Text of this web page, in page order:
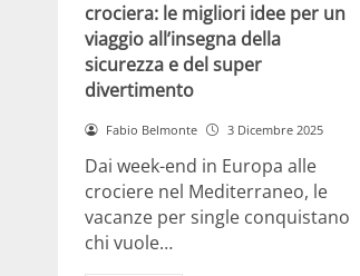
crociera: le migliori idee per un
viaggio all’insegna della
sicurezza e del super
divertimento
Fabio Belmonte 3 Dicembre 2025
Dai week-end in Europa alle
crociere nel Mediterraneo, le
vacanze per single conquistano
chi vuole…